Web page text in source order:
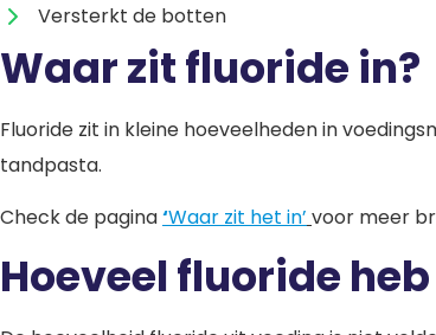
Versterkt de botten
Waar zit fluoride in?
Fluoride zit in kleine hoeveelheden in
tandpasta.
Check de pagina‘Waar zit het in’ voor meer
Hoeveel fluoride